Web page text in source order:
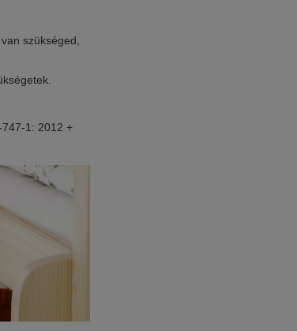
szükséged,
747-1: 2012 +